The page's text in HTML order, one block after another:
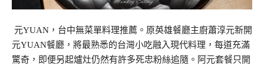
​ 元YUAN，台中無菜單料理推薦。原英雄餐廳主廚蕭淳元新開
元YUAN餐廳，將最熟悉的台灣小吃融入現代料理，每道充滿
驚奇，即便另起爐灶仍然有許多死忠粉絲追隨。阿元套餐只開